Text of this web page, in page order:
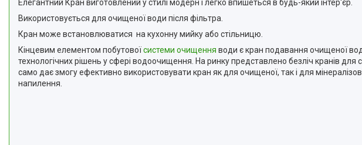
Елегантний Кран виготовлений у стилі модерн і легко впишеться в будь-який інтер'єр.
Використовується для очищеної води після фільтра.
Кран може встановлюватися на кухонну мийку або стільницю.
Кінцевим елементом побутовоїсистеми очищення води є кран подавання очищеної
технологічних рішень у сфері водоочищення. На ринку представлено безліч кранів
само дає змогу ефективно використовувати кран як для очищеної, так і для
напилення.